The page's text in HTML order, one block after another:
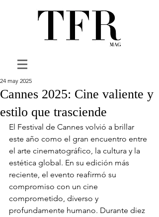
Cannes 2025: Cine valiente y
estilo que trasciende
24 may 2025
El Festival de Cannes volvió a brillar
este año como el gran encuentro entre
el arte cinematográfico, la cultura y la
estética global. En su edición más
reciente, el evento reafirmó su
compromiso con un cine
comprometido, diverso y
profundamente humano. Durante diez